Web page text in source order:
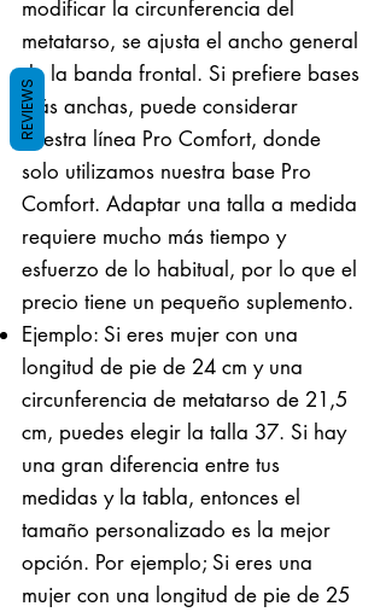
modificar la circunferencia del
metatarso, se ajusta el ancho general
de la banda frontal. Si prefiere bases
más anchas, puede considerar
nuestra línea Pro Comfort, donde
solo utilizamos nuestra base Pro
Comfort. Adaptar una talla a medida
requiere mucho más tiempo y
esfuerzo de lo habitual, por lo que el
precio tiene un pequeño suplemento.
Ejemplo: Si eres mujer con una
longitud de pie de 24 cm y una
circunferencia de metatarso de 21,5
cm, puedes elegir la talla 37. Si hay
una gran diferencia entre tus
medidas y la tabla, entonces el
tamaño personalizado es la mejor
opción. Por ejemplo; Si eres una
mujer con una longitud de pie de 25
REVIEWS